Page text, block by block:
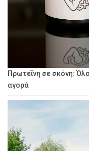
Πρωτεΐνη σε σκόνη:
αγορά